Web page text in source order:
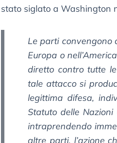
stato siglato a Washington
Le parti convengono
Europa o
diretto contro tutte
tale attacco si
legittima difesa,
Statuto delle
intraprendendo
altre parti, l’azione